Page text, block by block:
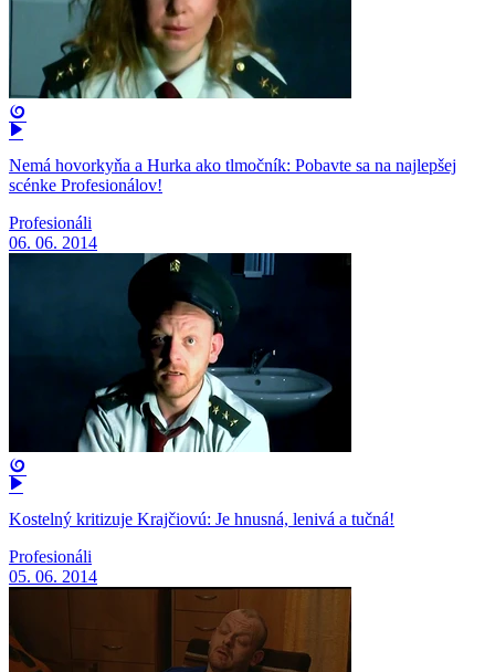
Nemá hovorkyňa a Hurka ako tlmočník: Pobavte sa na najlepšej
scénke Profesionálov!
Profesionáli
06. 06. 2014
Kostelný kritizuje Krajčiovú: Je hnusná, lenivá a tučná!
Profesionáli
05. 06. 2014